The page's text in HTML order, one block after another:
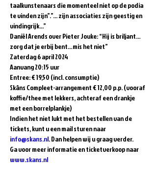
taalkunstenaars die momenteel niet op de podia
te vinden zijn”.”... zijn associaties zijn geestig en
vindingrijk...”
Daniël Arends over Pieter Jouke: “Hij is briljant…
zorg dat je erbij bent…mis het niet”
Zaterdag 6 april 2024
Aanvang 20:15 uur
Entree: € 19,50 (incl. consumptie)
Skâns Compleet-arrangement € 12,00 p.p. (vooraf
koffie/thee met lekkers, achteraf een drankje
met een borrelplankje)
Indien het niet lukt met het bestellen van de
tickets, kunt u een mail sturen naar
info@skans.nl. Dan helpen wij u graag verder.
Ga voor meer informatie en ticketverkoop naar
www.skans.nl